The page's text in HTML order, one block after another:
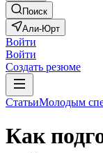
Поиск
Али-Юрт
Войти
Войти
Создать резюме
СтатьиМолодым
Как